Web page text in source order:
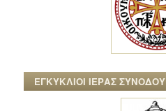
ΕΓΚΥΚΛΙΟΙ ΙΕΡΑΣ ΣΥΝΟΔΟΥ